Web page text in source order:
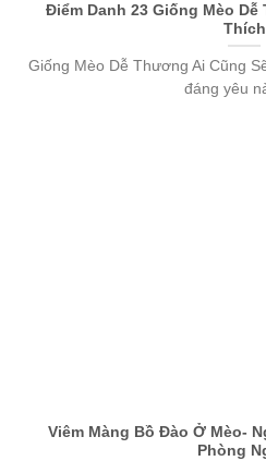
Điểm Danh 23 Giống Mèo Dễ
Thích
Giống Mèo Dễ Thương Ai Cũng
đáng yêu
Viêm Màng Bồ Đào Ở Mèo-
Phòng